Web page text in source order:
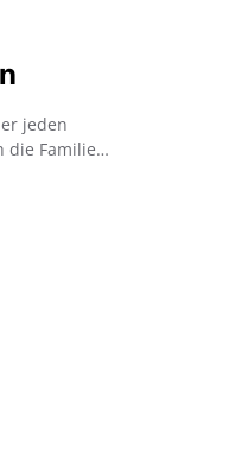
jeden
die Familie…